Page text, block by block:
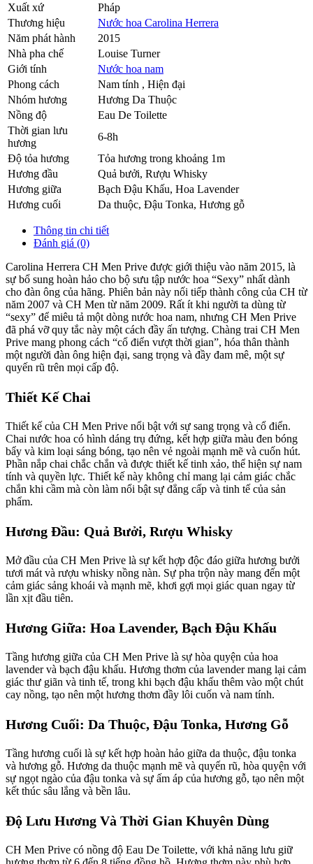
Xuất xứ
Pháp
Thương hiệu
Nước hoa Carolina Herrera
Năm phát hành
2015
Nhà pha chế
Louise Turner
Giới tính
Nước hoa nam
Phong cách
Nam tính , Hiện đại
Nhóm hương
Hương Da Thuộc
Nồng độ
Eau De Toilette
Thời gian lưu
hương
6-8h
Độ tỏa hương
Tỏa hương trong khoảng 1m
Hương đầu
Quả bưởi, Rượu Whisky
Hương giữa
Bạch Đậu Khấu, Hoa Lavender
Hương cuối
Da thuộc, Đậu Tonka, Hương gỗ
Thông tin chi tiết
Đánh giá (0)
Carolina Herrera CH Men Prive được giới thiệu vào năm 2015, là
sự bổ sung hoàn hảo cho bộ sưu tập nước hoa “Sexy” nhất dành
cho đàn ông của hãng. Phiên bản này nối tiếp thành công của CH từ
năm 2007 và CH Men từ năm 2009. Rất ít khi người ta dùng từ
“sexy” để miêu tả một dòng nước hoa nam, nhưng CH Men Prive
đã phá vỡ quy tắc này một cách đầy ấn tượng. Chàng trai CH Men
Prive mang phong cách “cổ điển vượt thời gian”, hóa thân thành
một người đàn ông hiện đại, sang trọng và đầy đam mê, một sự
quyến rũ trên mọi cấp độ.
Thiết Kế Chai
Thiết kế của CH Men Prive nổi bật với sự sang trọng và cổ điển.
Chai nước hoa có hình dáng trụ đứng, kết hợp giữa màu đen bóng
bẩy và kim loại sáng bóng, tạo nên vẻ ngoài mạnh mẽ và cuốn hút.
Phần nắp chai chắc chắn và được thiết kế tinh xảo, thể hiện sự nam
tính và quyền lực. Thiết kế này không chỉ mang lại cảm giác chắc
chắn khi cầm mà còn làm nổi bật sự đẳng cấp và tinh tế của sản
phẩm.
Hương Đầu: Quả Bưởi, Rượu Whisky
Mở đầu của CH Men Prive là sự kết hợp độc đáo giữa hương bưởi
tươi mát và rượu whisky nồng nàn. Sự pha trộn này mang đến một
cảm giác sảng khoái và mạnh mẽ, khơi gợi mọi giác quan ngay từ
lần xịt đầu tiên.
Hương Giữa: Hoa Lavender, Bạch Đậu Khấu
Tầng hương giữa của CH Men Prive là sự hòa quyện của hoa
lavender và bạch đậu khấu. Hương thơm của lavender mang lại cảm
giác thư giãn và tinh tế, trong khi bạch đậu khấu thêm vào một chút
cay nồng, tạo nên một hương thơm đầy lôi cuốn và nam tính.
Hương Cuối: Da Thuộc, Đậu Tonka, Hương Gỗ
Tầng hương cuối là sự kết hợp hoàn hảo giữa da thuộc, đậu tonka
và hương gỗ. Hương da thuộc mạnh mẽ và quyến rũ, hòa quyện với
sự ngọt ngào của đậu tonka và sự ấm áp của hương gỗ, tạo nên một
kết thúc sâu lắng và bền lâu.
Độ Lưu Hương Và Thời Gian Khuyên Dùng
CH Men Prive có nồng độ Eau De Toilette, với khả năng lưu giữ